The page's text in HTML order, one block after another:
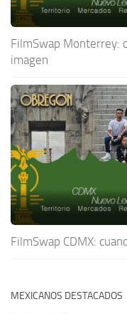
FilmSwap Monterrey:
imagen
FilmSwap CDMX:
MEXICANOS DESTACADOS